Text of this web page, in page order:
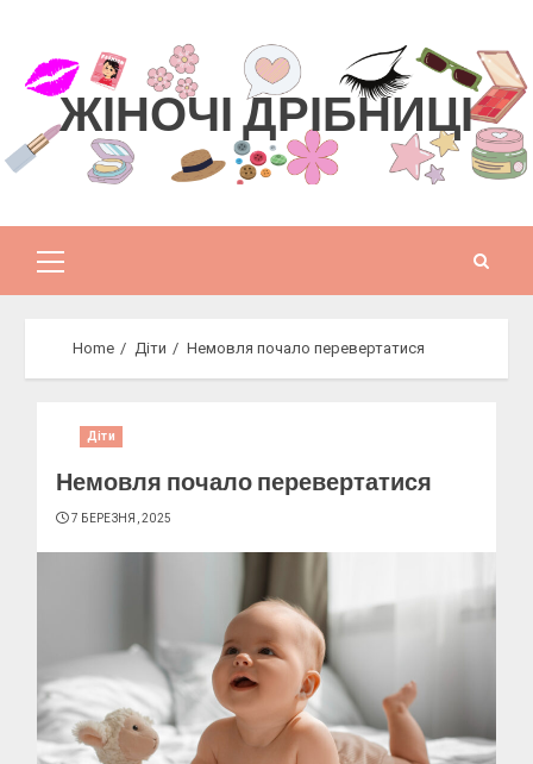
content
ЖІНОЧІ ДРІБНИЦІ
Primary
Menu
Home Діти Немовля почало перевертатися
Діти
Немовля почало перевертатися
7 БЕРЕЗНЯ, 2025